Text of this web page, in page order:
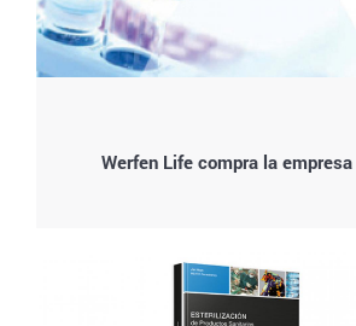
Werfen Life compra la empresa